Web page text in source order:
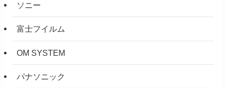
ソニー
富士フイルム
OM SYSTEM
パナソニック